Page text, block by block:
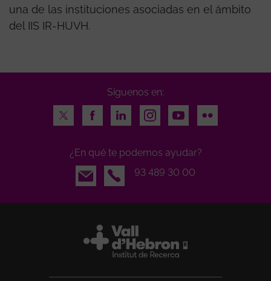
una de las instituciones asociadas en el ámbito
del IIS IR-HUVH.
Síguenos en:
Twitter
FacebookLinkedInInstagramYoutubeFlickr
¿En qué te podemos ayudar?
Email
93 489 30 00